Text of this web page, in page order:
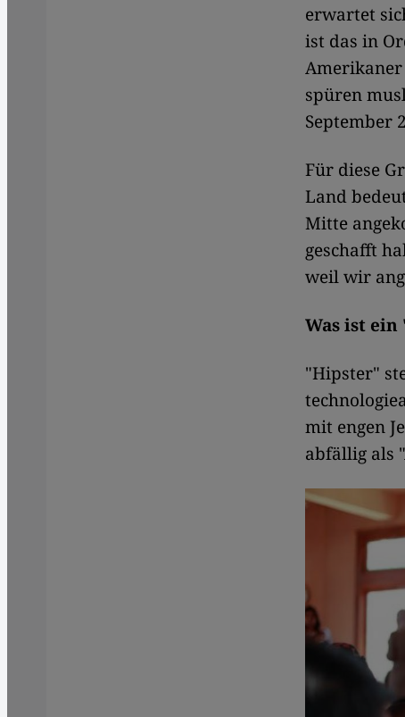
erwartet
ist das in
Amerikaner
spüren
September
Für diese
Land
Mitte
geschafft
weil wir
Was ist
"Hipster"
mit engen
abfällig als